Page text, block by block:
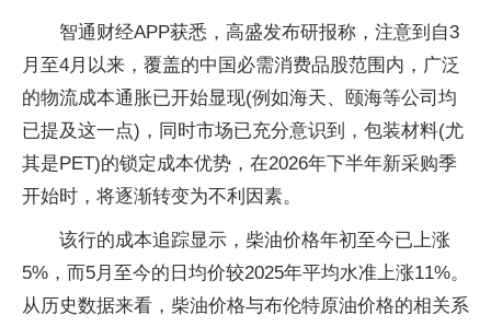
智通财经APP获悉，高盛发布研报称，注意到自3
月至4月以来，覆盖的中国必需消费品股范围内，广泛
的物流成本通胀已开始显现(例如海天、颐海等公司均
已提及这一点)，同时市场已充分意识到，包装材料(尤
其是PET)的锁定成本优势，在2026年下半年新采购季
开始时，将逐渐转变为不利因素。
该行的成本追踪显示，柴油价格年初至今已上涨
5%，而5月至今的日均价较2025年平均水准上涨11%。
从历史数据来看，柴油价格与布伦特原油价格的相关系